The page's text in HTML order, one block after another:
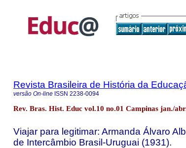
Revista Brasileira de História da
versão On-line ISSN 2238-0094
Rev. Bras. Hist. Educ vol.10 no.01 Campinas jan./
Viajar para legitimar: Armanda Álvaro
de Intercâmbio Brasil-Uruguai (1931).